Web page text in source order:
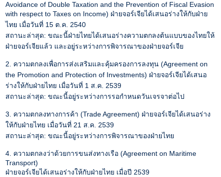
Avoidance of Double Taxation and the Prevention of Fiscal Evasion
with respect to Taxes on Income) ฝ่ายจอร์เจียได้เสนอร่างให้กับฝ่าย
ไทย เมื่อวันที่ 15 ต.ค. 2540
สถานะล่าสุด: ขณะนี้ฝ่ายไทยได้เสนอร่างความตกลงต้นแบบของไทยให้
ฝ่ายจอร์เจียแล้ว และอยู่ระหว่างการพิจารณาของฝ่ายจอร์เจีย
2. ความตกลงเพื่อการส่งเสริมและคุ้มครองการลงทุน (Agreement on
the Promotion and Protection of Investments) ฝ่ายจอร์เจียได้เสนอ
ร่างให้กับฝ่ายไทย เมื่อวันที่ 1 ส.ค. 2539
สถานะล่าสุด: ขณะนี้อยู่ระหว่างการรอกำหนดวันเจรจาต่อไป
3. ความตกลงทางการค้า (Trade Agreement) ฝ่ายจอร์เจียได้เสนอร่าง
ให้กับฝ่ายไทย เมื่อวันที่ 21 ส.ค. 2539
สถานะล่าสุด: ขณะนี้อยู่ระหว่างการพิจารณาของฝ่ายไทย
4. ความตกลงว่าด้วยการขนส่งทางเรือ (Agreement on Maritime
Transport)
ฝ่ายจอร์เจียได้เสนอร่างให้กับฝ่ายไทย เมื่อปี 2539